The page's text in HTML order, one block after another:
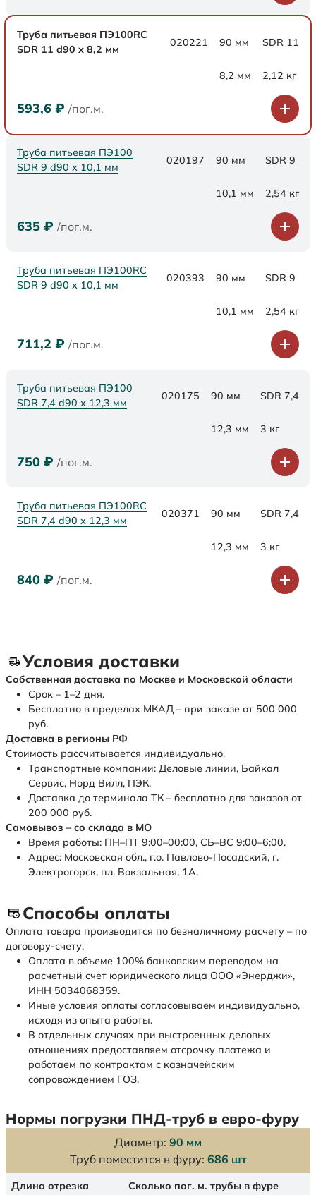
Труба питьевая ПЭ100RC
SDR 11 d90 х 8,2 мм
020221 90 мм SDR 11
8,2 мм 2,12 кг
593,6 ₽ /пог.м.
Труба питьевая ПЭ100
SDR 9 d90 х 10,1 мм
020197 90 мм SDR 9
10,1 мм 2,54 кг
635 ₽ /пог.м.
Труба питьевая ПЭ100RC
SDR 9 d90 х 10,1 мм
020393 90 мм SDR 9
10,1 мм 2,54 кг
711,2 ₽ /пог.м.
Труба питьевая ПЭ100
SDR 7,4 d90 х 12,3 мм
020175 90 мм SDR 7,4
12,3 мм 3 кг
750 ₽ /пог.м.
Труба питьевая ПЭ100RC
SDR 7,4 d90 х 12,3 мм
020371 90 мм SDR 7,4
12,3 мм 3 кг
840 ₽ /пог.м.
Условия доставки
Собственная доставка по Москве и Московской области
Срок – 1–2 дня.
Бесплатно в пределах МКАД – при заказе от 500 000
руб.
Доставка в регионы РФ
Стоимость рассчитывается индивидуально.
Транспортные компании: Деловые линии, Байкал
Сервис, Норд Вилл, ПЭК.
Доставка до терминала ТК – бесплатно для заказов от
200 000 руб.
Самовывоз – со склада в МО
Время работы: ПН–ПТ 9:00–00:00, СБ–ВС 9:00–6:00.
Адрес: Московская обл., г.о. Павлово-Посадский, г.
Электрогорск, пл. Вокзальная, 1А.
Способы оплаты
Оплата товара производится по безналичному расчету – по
договору-счету.
Оплата в объеме 100% банковским переводом на
расчетный счет юридического лица ООО «Энерджи»,
ИНН 5034068359.
Иные условия оплаты согласовываем индивидуально,
исходя из опыта работы.
В отдельных случаях при выстроенных деловых
отношениях предоставляем отсрочку платежа и
работаем по контрактам с казначейским
сопровождением ГОЗ.
Нормы погрузки ПНД-труб в евро-фуру
Диаметр: 90 мм
Труб поместится в фуру: 686 шт
Длина отрезка Сколько пог. м. трубы в фуре